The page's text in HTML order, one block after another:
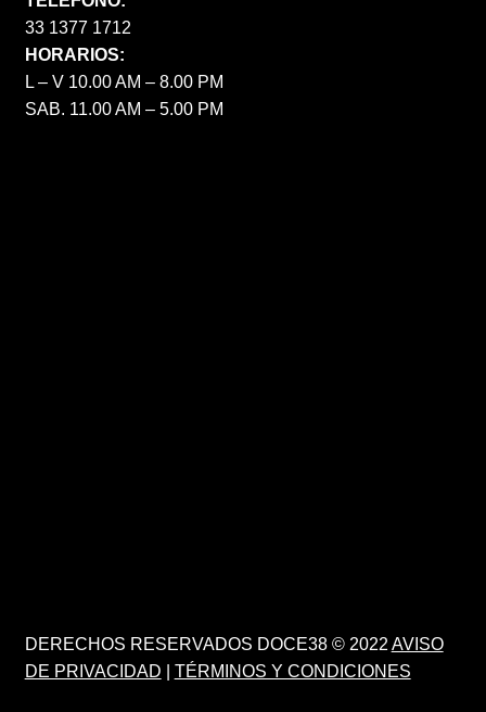
33 1377 1712
HORARIOS:
L – V 10.00 AM – 8.00 PM
SAB. 11.00 AM – 5.00 PM
DERECHOS RESERVADOS DOCE38 © 2022 AVISO
DE PRIVACIDAD
TÉRMINOS Y CONDICIONES